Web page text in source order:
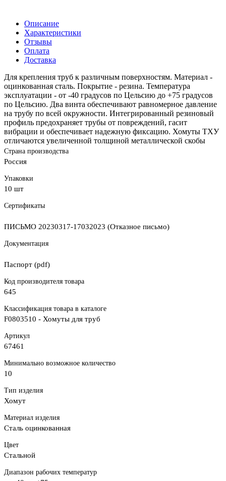
Описание
Характеристики
Отзывы
Оплата
Доставка
Для крепления труб к различным поверхностям. Материал -
оцинкованная сталь. Покрытие - резина. Температура
эксплуатации - от -40 градусов по Цельсию до +75 градусов
по Цельсию. Два винта обеспечивают равномерное давление
на трубу по всей окружности. Интегрированный резиновый
профиль предохраняет трубы от повреждений, гасит
вибрации и обеспечивает надежную фиксацию. Хомуты ТХУ
отличаются увеличенной толщиной металлической скобы
Страна производства
Россия
Упаковки
10 шт
Сертификаты
ПИСЬМО 20230317-17032023 (Отказное письмо)
Документация
Паспорт (pdf)
Код производителя товара
645
Классификация товара в каталоге
F0803510 - Хомуты для труб
Артикул
67461
Минимально возможное количество
10
Тип изделия
Хомут
Материал изделия
Сталь оцинкованная
Цвет
Стальной
Диапазон рабочих температур